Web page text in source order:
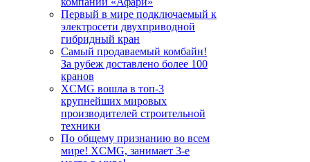
Первый в мире подключаемый к
электросети двухприводной
гибридный кран
Самый продаваемый комбайн!
За рубеж доставлено более 100
кранов
XCMG вошла в топ-3
крупнейших мировых
производителей строительной
техники
По общему признанию во всем
мире! XCMG, занимает 3-е